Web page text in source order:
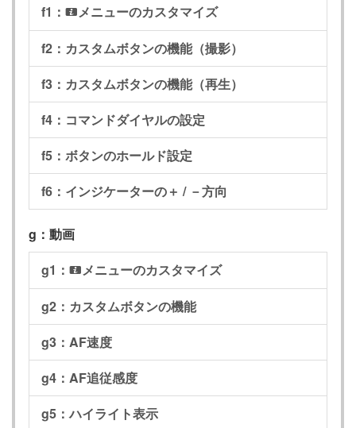
f1： i メニューのカスタマイズ
f2：カスタムボタンの機能（撮影）
f3：カスタムボタンの機能（再生）
f4：コマンドダイヤルの設定
f5：ボタンのホールド設定
f6：インジケーターの＋ / －方向
g：動画
g1： i メニューのカスタマイズ
g2：カスタムボタンの機能
g3：AF速度
g4：AF追従感度
g5：ハイライト表示